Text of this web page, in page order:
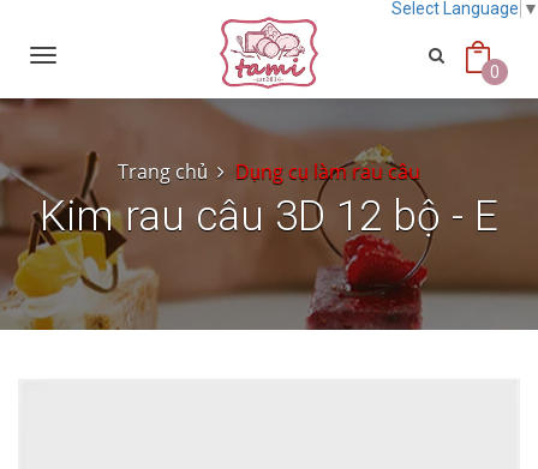
Select Language ▼
0
Toggle
Trang chủ Dụng cụ làm rau câu
Kim rau câu 3D 12 bộ - E